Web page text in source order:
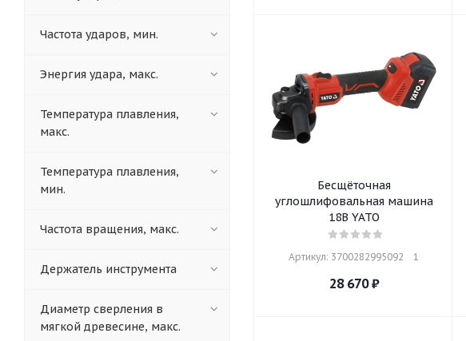
Бесщёточная
углошлифовальная машина
18В YATO
Артикул: 3700282995092    1
28 670₽
Частота ударов, мин.
Энергия удара, макс.
Температура плавления,
макс.
Температура плавления,
мин.
Частота вращения, макс.
Держатель инструмента
Диаметр сверления в
мягкой древесине, макс.